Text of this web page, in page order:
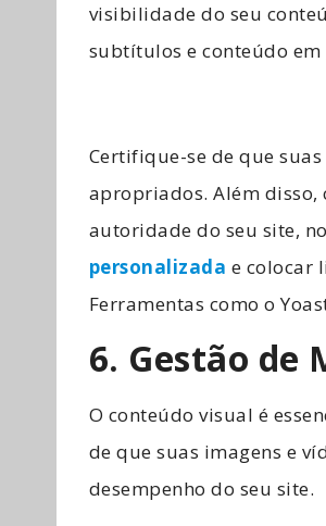
visibilidade do seu
subtítulos e conteúdo em
Certifique-se de que
apropriados. Além
autoridade do seu site,
personalizada e colocar
Ferramentas como o
6. Gestão de
O conteúdo visual é
de que suas imagens e
desempenho do seu site.